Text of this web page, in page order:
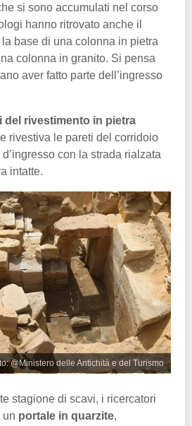
si sono accumulati nel corso
hanno ritrovato anche il
base di una colonna in pietra
colonna in granito. Si pensa
aver fatto parte dell’ingresso
del rivestimento in pietra
rivestiva le pareti del corridoio
con la strada rialzata
intatte.
@Ministero delle Antichità e del Turismo
stagione di scavi, i ricercatori
un portale in quarzite,